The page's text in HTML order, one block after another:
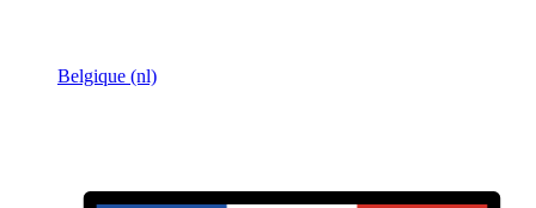
Belgique (nl)